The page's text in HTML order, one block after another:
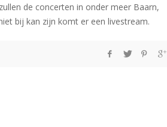
de concerten in onder meer Baarn,
bij kan zijn komt er een livestream.